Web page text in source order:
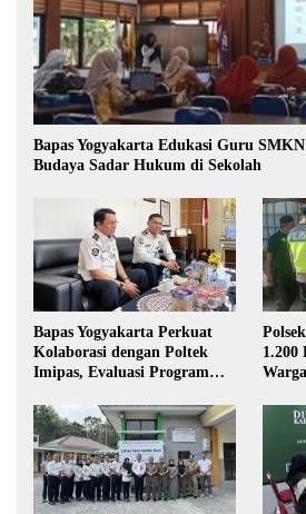
Bapas Yogyakarta Edukasi Guru
Budaya Sadar Hukum di Sekolah
Bapas Yogyakarta Perkuat
Kolaborasi dengan Poltek
Imipas, Evaluasi Program